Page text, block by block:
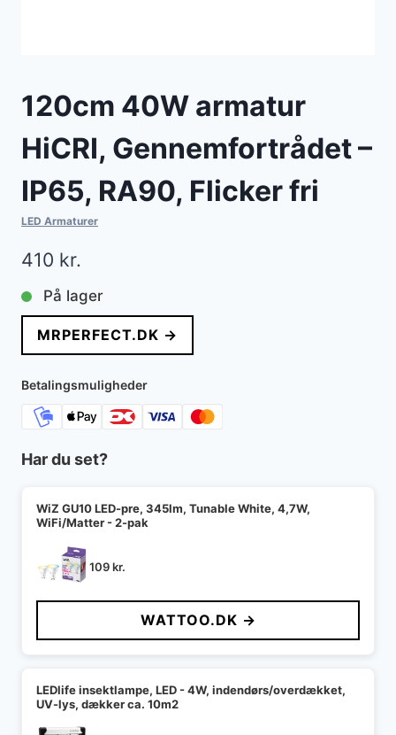
120cm 40W armatur
HiCRI, Gennemfortrådet –
IP65, RA90, Flicker fri
LED Armaturer
410 kr.
På lager
MRPERFECT.DK →
Betalingsmuligheder
Har du set?
WiZ GU10 LED-pre, 345lm, Tunable White, 4,7W,
WiFi/Matter - 2-pak
109kr.
WATTOO.DK →
LEDlife insektlampe, LED - 4W, indendørs/overdækket,
UV-lys, dækker ca. 10m2